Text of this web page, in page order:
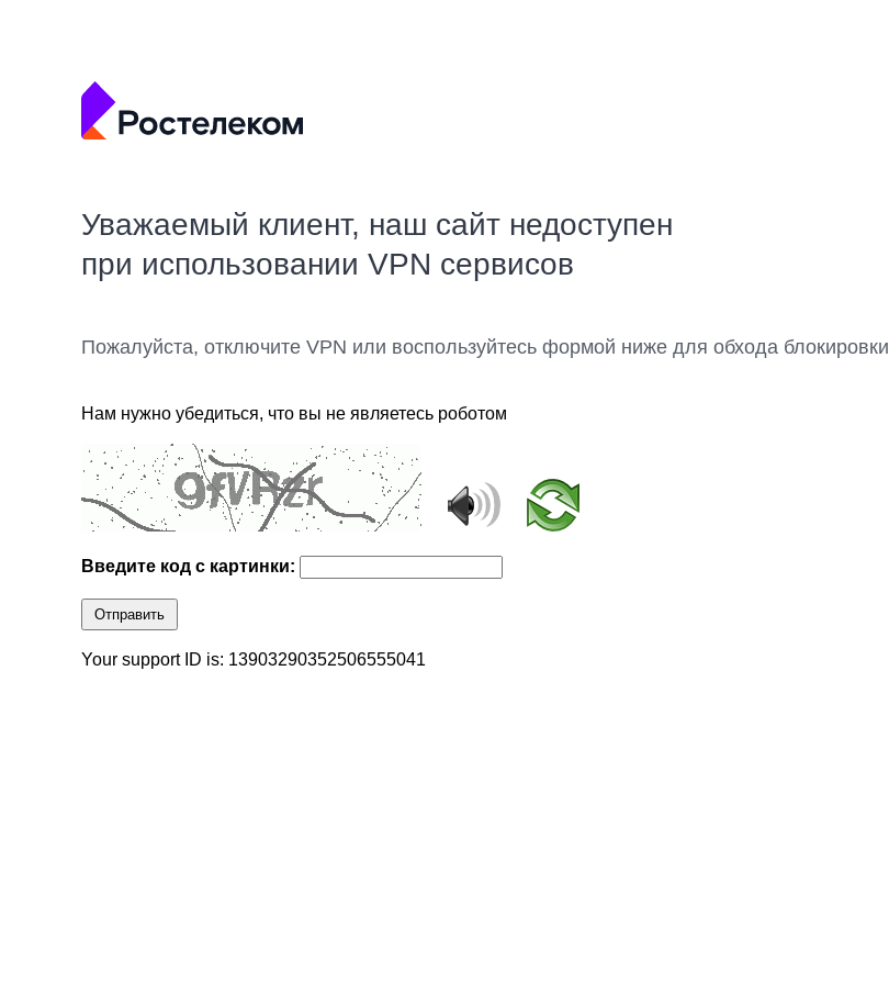
Уважаемый клиент, наш сайт недоступен
при использовании VPN сервисов
Пожалуйста, отключите VPN или воспользуйтесь формой ниже для обхода блокировки
Нам нужно убедиться, что вы не являетесь роботом
Введите код с картинки:
Отправить
Your support ID is: 13903290352506555041